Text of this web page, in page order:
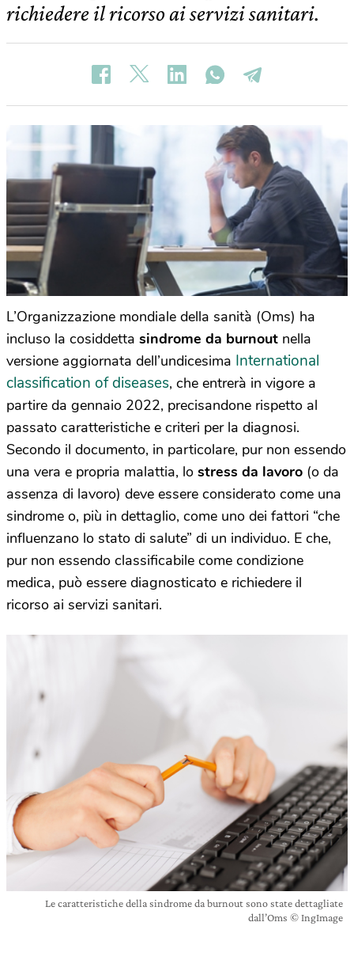
richiedere il ricorso ai servizi sanitari.
L’Organizzazione mondiale della sanità (Oms) ha
incluso la cosiddetta sindrome da burnout nella
versione aggiornata dell’undicesima International
classification of diseases, che entrerà in vigore a
partire da gennaio 2022, precisandone rispetto al
passato caratteristiche e criteri per la diagnosi.
Secondo il documento, in particolare, pur non essendo
una vera e propria malattia, lo stress da lavoro (o da
assenza di lavoro) deve essere considerato come una
sindrome o, più in dettaglio, come uno dei fattori “che
influenzano lo stato di salute” di un individuo. E che,
pur non essendo classificabile come condizione
medica, può essere diagnosticato e richiedere il
ricorso ai servizi sanitari.
Le caratteristiche della sindrome da burnout sono state dettagliate
dall’Oms © IngImage